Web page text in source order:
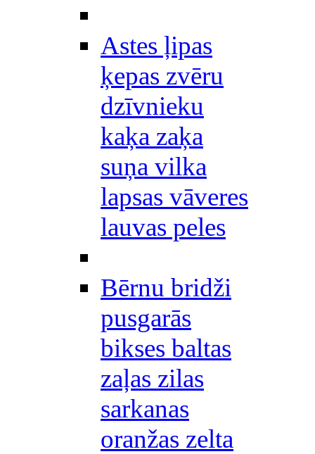
Astes ļipas
ķepas zvēru
dzīvnieku
kaķa zaķa
suņa vilka
lapsas vāveres
lauvas peles
Bērnu bridži
pusgarās
bikses baltas
zaļas zilas
sarkanas
oranžas zelta